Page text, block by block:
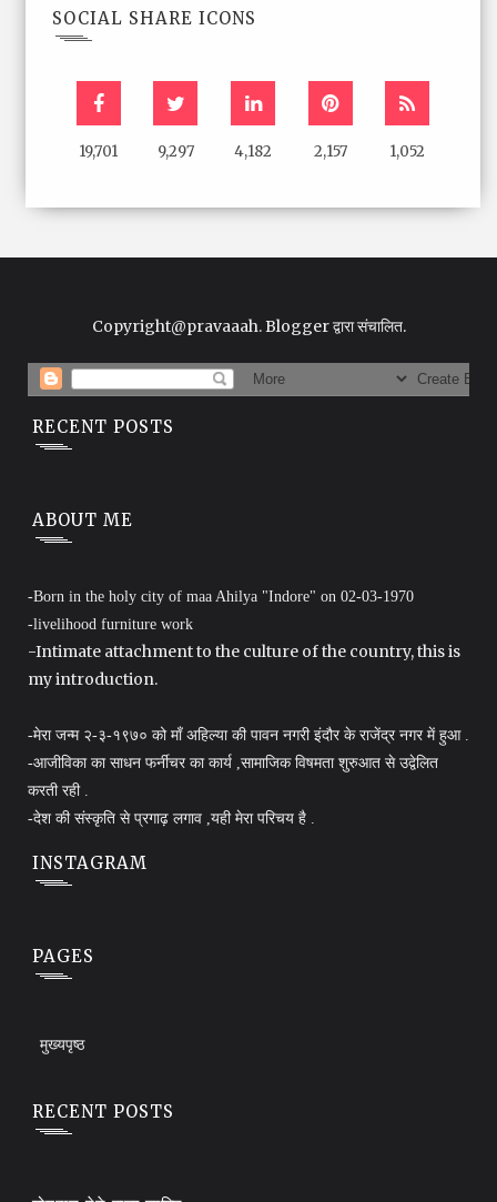
SOCIAL SHARE ICONS
19,701 9,297 4,182 2,157 1,052
Copyright@pravaaah.Bloggerद्वारा संचालित.
RECENT POSTS
ABOUT ME
-Born in the holy city of maa Ahilya "Indore" on 02-03-1970
-livelihood furniture work
-Intimate attachment to the culture of the country, this is
my introduction.
-मेरा जन्म २-३-१९७० को माँ अहिल्या की पावन नगरी इंदौर के राजेंद्र नगर में हुआ .
-आजीविका का साधन फर्नीचर का कार्य ,सामाजिक विषमता शुरुआत से उद्वेलित
करती रही .
-देश की संस्कृति से प्रगाढ़ लगाव ,यही मेरा परिचय है .
INSTAGRAM
PAGES
मुख्यपृष्ठ
RECENT POSTS